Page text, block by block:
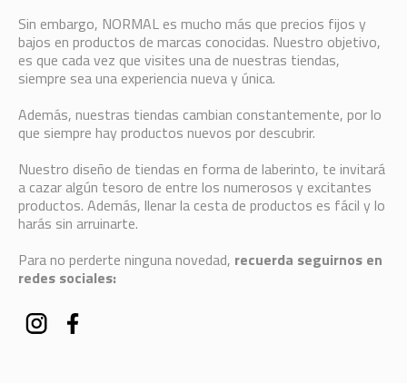
Sin embargo, NORMAL es mucho más que precios fijos y
bajos en productos de marcas conocidas. Nuestro objetivo,
es que cada vez que visites una de nuestras tiendas,
siempre sea una experiencia nueva y única.
Además, nuestras tiendas cambian constantemente, por lo
que siempre hay productos nuevos por descubrir.
Nuestro diseño de tiendas en forma de laberinto, te invitará
a cazar algún tesoro de entre los numerosos y excitantes
productos. Además, llenar la cesta de productos es fácil y lo
harás sin arruinarte.
Para no perderte ninguna novedad, recuerda seguirnos en
redes sociales: